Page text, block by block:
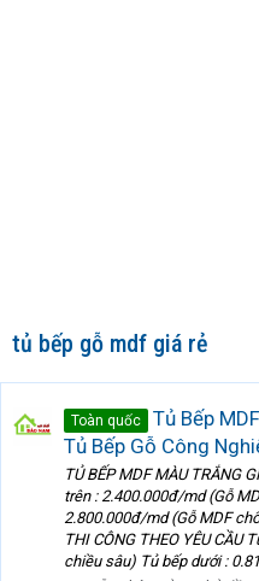
tủ bếp gỗ mdf giá rẻ
Toàn quốc
Tủ Bếp
Tủ Bếp Gỗ Công
TỦ BẾP MDF MÀU TRẮNG
trên : 2.400.000đ/md (Gỗ
2.800.000đ/md (Gỗ MDF
THI CÔNG THEO YÊU CẦU
chiều sâu) Tủ bếp dưới :